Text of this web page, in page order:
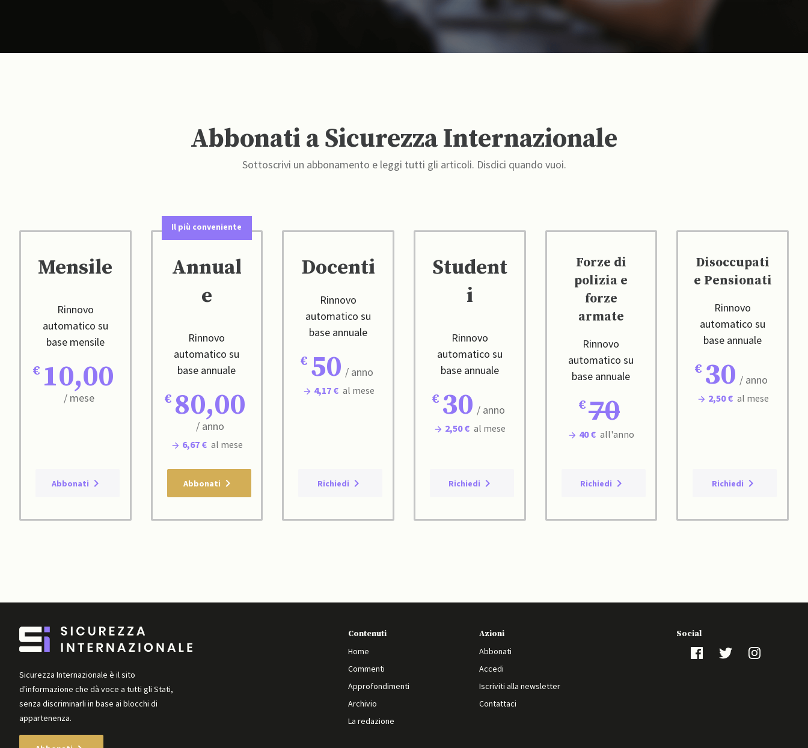
Abbonati a Sicurezza Internazionale
Sottoscrivi un abbonamento e leggi tutti gli articoli. Disdici quando vuoi.
Mensile
Rinnovo
automatico su
base mensile
10,00
/ mese
Abbonati
Il più conveniente
Annual
e
Rinnovo
automatico su
base annuale
80,00
/ anno
6,67 € al mese
Abbonati
Docenti
Rinnovo
automatico su
base annuale
50 / anno
4,17 € al mese
Richiedi
Student
i
Rinnovo
automatico su
base annuale
30 / anno
2,50 € al mese
Richiedi
Forze di
polizia e
forze
armate
Rinnovo
automatico su
base annuale
70
40 € all'anno
Richiedi
Disoccupati
e Pensionati
Rinnovo
automatico su
base annuale
30 / anno
2,50 € al mese
Richiedi
Sicurezza Internazionale è il sito
d'informazione che dà voce a tutti gli Stati,
senza discriminarli in base ai blocchi di
appartenenza.
Contenuti
Home
Commenti
Approfondimenti
Archivio
La redazione
Azioni
Abbonati
Accedi
Iscriviti alla newsletter
Contattaci
Social